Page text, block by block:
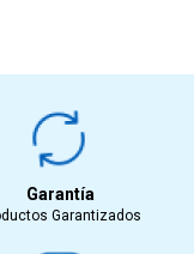
Garantía
Garantizados